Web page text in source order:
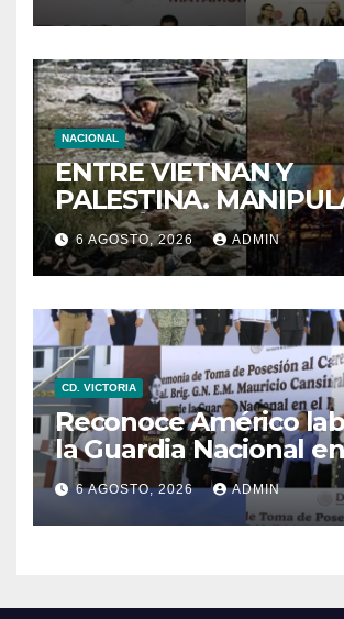
NACIONAL
ENTRE VIETNAN Y
PALESTINA.
DE IMÁNGES EN LA
6 AGOSTO, 2026 ADMIN
CD. VICTORIA
Reconoce Américo
la Guardia Nacional en
Tamaulipas; atestigua
llegada del nuevo
coordinador estatal
6 AGOSTO, 2026 ADMIN